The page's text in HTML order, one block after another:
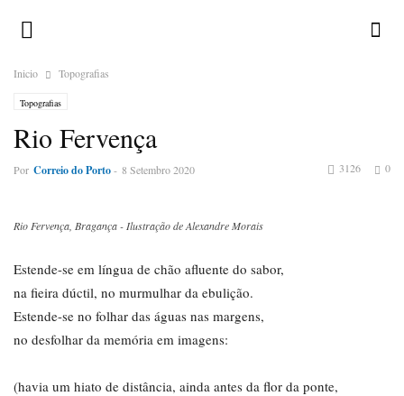
Inicio Topografias
Topografias
Rio Fervença
Por Correio do Porto- 8 Setembro 2020 0
3126
Rio Fervença, Bragança - Ilustração de Alexandre Morais
Estende-se em língua de chão afluente do sabor,
na fieira dúctil, no murmulhar da ebulição.
Estende-se no folhar das águas nas margens,
no desfolhar da memória em imagens:
(havia um hiato de distância, ainda antes da flor da ponte,